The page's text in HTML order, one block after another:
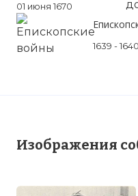
01 июня 1670
1639 -
Изображения